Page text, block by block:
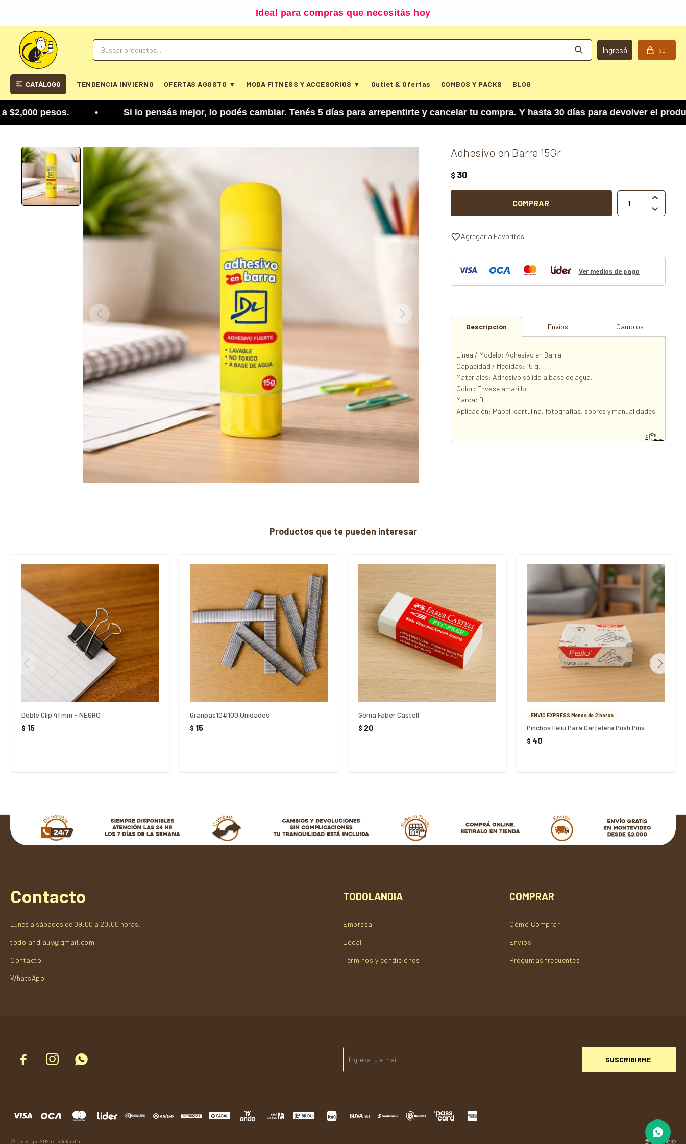
Ideal para compras que necesitás hoy
CATÁLOGO TENDENCIA INVIERNO OFERTAS AGOSTO ▼ MODA FITNESS Y ACCESORIOS ▼ Outlet & Ofertas COMBOS Y PACKS BLOG
$ 0
pesos. • Si lo pensás mejor, lo podés cambiar. Tenés 5 días para arrepentirte y cancelar tu compra. Y hasta 30 días para devolver el
Adhesivo en Barra 15Gr
$ 30
COMPRAR


Ver medios de pago
Descripción Envíos Cambios
Línea / Modelo: Adhesivo en Barra.
Capacidad / Medidas: 15 g.
Materiales: Adhesivo sólido a base de agua.
Color: Envase amarillo.
Marca: DL.
Aplicación: Papel, cartulina, fotografías, sobres y manualidades.
Productos que te pueden interesar
Doble Clip 41 mm - NEGRO
$ 15
Granpas10#100 Unidades
$ 15
Goma Faber Castell
$ 20
ENVÍO EXPRESS Menos de 2 horas
Pinchos Feliu Para Cartelera Push Pins
$ 40
   SUSCRIBIRME
Contacto
Lunes a sábados de 09:00 a 20:00 horas.
todolandiauy@gmail.com
Contacto
WhatsApp
TODOLANDIA
Empresa
Local
Términos y condiciones
COMPRAR
Cómo Comprar
Envios
Preguntas frecuentes
© Copyright 2026 / Todolandia